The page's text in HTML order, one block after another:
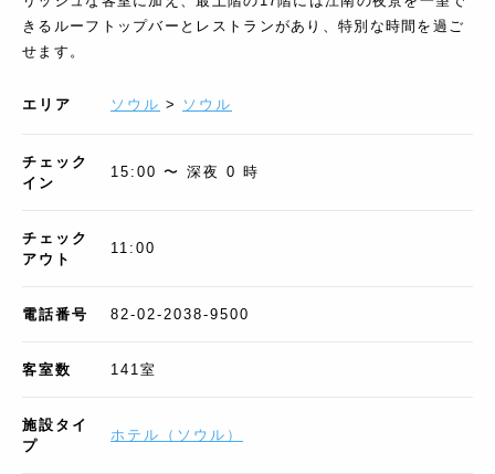
きるルーフトップバーとレストランがあり、特別な時間を過ご
せます。
エリア ソウル > ソウル
チェック
イン
15:00 〜 深夜 0 時
チェック
アウト
11:00
電話番号 82-02-2038-9500
客室数 141室
施設タイ
プ
ホテル （ ソウル ）